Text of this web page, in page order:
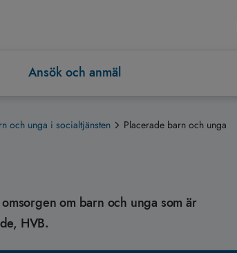
Ansök och anmäl
och unga i socialtjänsten Placerade barn och unga
om barn och unga som är
HVB.